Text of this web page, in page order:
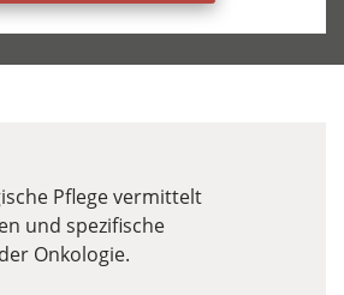
Pflege vermittelt
und spezifische
Onkologie.